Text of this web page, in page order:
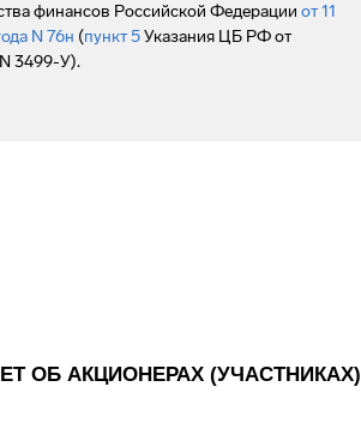
финансов Российской Федерации от 11
N 76н (пункт 5Указания ЦБ РФ от
3499-У).
ОБ АКЦИОНЕРАХ